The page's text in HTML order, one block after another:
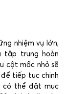
nhiệm vụ lớn,
tập trung hoàn
cột mốc nhỏ sẽ
tiếp tục chinh
có thể đặt mục